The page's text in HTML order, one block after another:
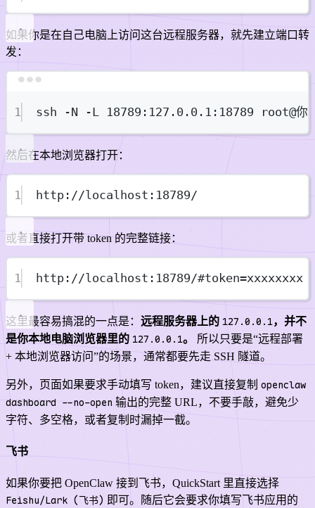
如果你是在自己电脑上访问这台远程服务器，就先建立端口转
发：
1 ssh -N -L 18789:127.0.0.1:18789 root@你
然后在本地浏览器打开：
1 http://localhost:18789/
或者直接打开带 token 的完整链接：
1 http://localhost:18789/#token=xxxxxxxx
这里最容易搞混的一点是： 远程服务器上的 127.0.0.1，并不
是你本地电脑浏览器里的 127.0.0.1。
所以只要是“远程部署
+ 本地浏览器访问”的场景，通常都要先走 SSH 隧道。
另外，页面如果要求手动填写 token，建议直接复制 openclaw
dashboard --no-open 输出的完整 URL，不要手敲，避免少
字符、多空格，或者复制时漏掉一截。
飞书
如果你要把 OpenClaw 接到飞书，QuickStart 里直接选择
Feishu/Lark (飞书) 即可。随后它会要求你填写飞书应用的